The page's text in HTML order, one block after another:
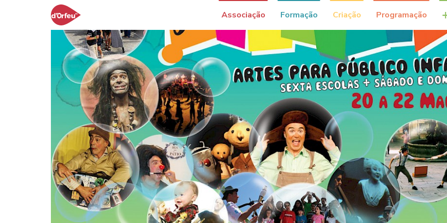
Associação Formação Criação Programação